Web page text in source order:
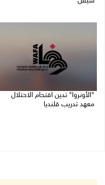
"الأونروا" تدين اقتحام الاحتلال
معهد تدريب قلنديا